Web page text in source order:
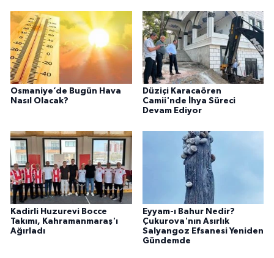
Osmaniye’de Bugün Hava
Nasıl Olacak?
Düziçi Karacaören
Camii'nde İhya Süreci
Devam Ediyor
Kadirli Huzurevi Bocce
Takımı, Kahramanmaraş'ı
Ağırladı
Eyyam-ı Bahur Nedir?
Çukurova'nın Asırlık
Salyangoz Efsanesi Yeniden
Gündemde